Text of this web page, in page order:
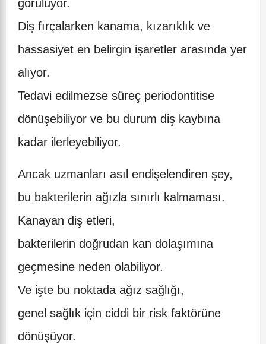
görülüyor.
Diş fırçalarken kanama, kızarıklık ve
hassasiyet en belirgin işaretler arasında yer
alıyor.
Tedavi edilmezse süreç periodontitise
dönüşebiliyor ve bu durum diş kaybına
kadar ilerleyebiliyor.
Ancak uzmanları asıl endişelendiren şey,
bu bakterilerin ağızla sınırlı kalmaması.
Kanayan diş etleri,
bakterilerin doğrudan kan dolaşımına
geçmesine neden olabiliyor.
Ve işte bu noktada ağız sağlığı,
genel sağlık için ciddi bir risk faktörüne
dönüşüyor.